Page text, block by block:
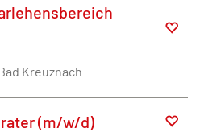
Kreuznach
(m/w/d)